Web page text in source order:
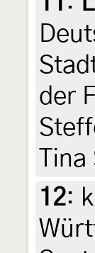
der
12: